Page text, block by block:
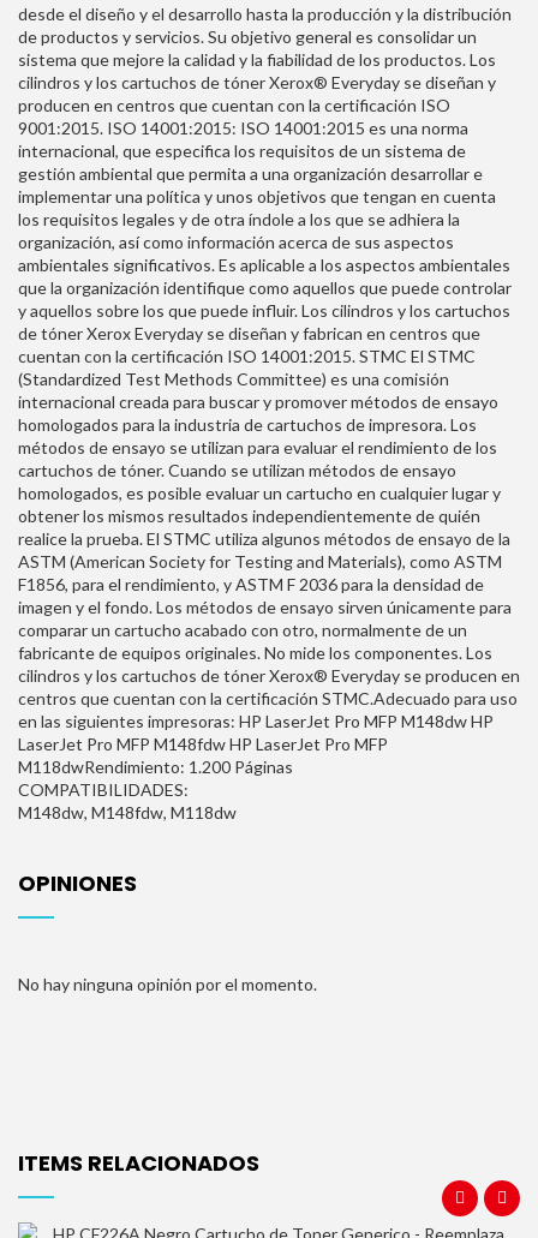
desde el diseño y el desarrollo hasta la producción y la distribución
de productos y servicios. Su objetivo general es consolidar un
sistema que mejore la calidad y la fiabilidad de los productos. Los
cilindros y los cartuchos de tóner Xerox® Everyday se diseñan y
producen en centros que cuentan con la certificación ISO
9001:2015. ISO 14001:2015: ISO 14001:2015 es una norma
internacional, que especifica los requisitos de un sistema de
gestión ambiental que permita a una organización desarrollar e
implementar una política y unos objetivos que tengan en cuenta
los requisitos legales y de otra índole a los que se adhiera la
organización, así como información acerca de sus aspectos
ambientales significativos. Es aplicable a los aspectos ambientales
que la organización identifique como aquellos que puede controlar
y aquellos sobre los que puede influir. Los cilindros y los cartuchos
de tóner Xerox Everyday se diseñan y fabrican en centros que
cuentan con la certificación ISO 14001:2015. STMC El STMC
(Standardized Test Methods Committee) es una comisión
internacional creada para buscar y promover métodos de ensayo
homologados para la industria de cartuchos de impresora. Los
métodos de ensayo se utilizan para evaluar el rendimiento de los
cartuchos de tóner. Cuando se utilizan métodos de ensayo
homologados, es posible evaluar un cartucho en cualquier lugar y
obtener los mismos resultados independientemente de quién
realice la prueba. El STMC utiliza algunos métodos de ensayo de la
ASTM (American Society for Testing and Materials), como ASTM
F1856, para el rendimiento, y ASTM F 2036 para la densidad de
imagen y el fondo. Los métodos de ensayo sirven únicamente para
comparar un cartucho acabado con otro, normalmente de un
fabricante de equipos originales. No mide los componentes. Los
cilindros y los cartuchos de tóner Xerox® Everyday se producen en
centros que cuentan con la certificación STMC.Adecuado para uso
en las siguientes impresoras: HP LaserJet Pro MFP M148dw HP
LaserJet Pro MFP M148fdw HP LaserJet Pro MFP
M118dwRendimiento: 1.200 Páginas
COMPATIBILIDADES:
M148dw, M148fdw, M118dw
OPINIONES
No hay ninguna opinión por el momento.
ITEMS RELACIONADOS